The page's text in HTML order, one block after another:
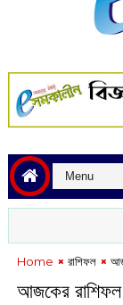
Home রাশিফল
আজকের